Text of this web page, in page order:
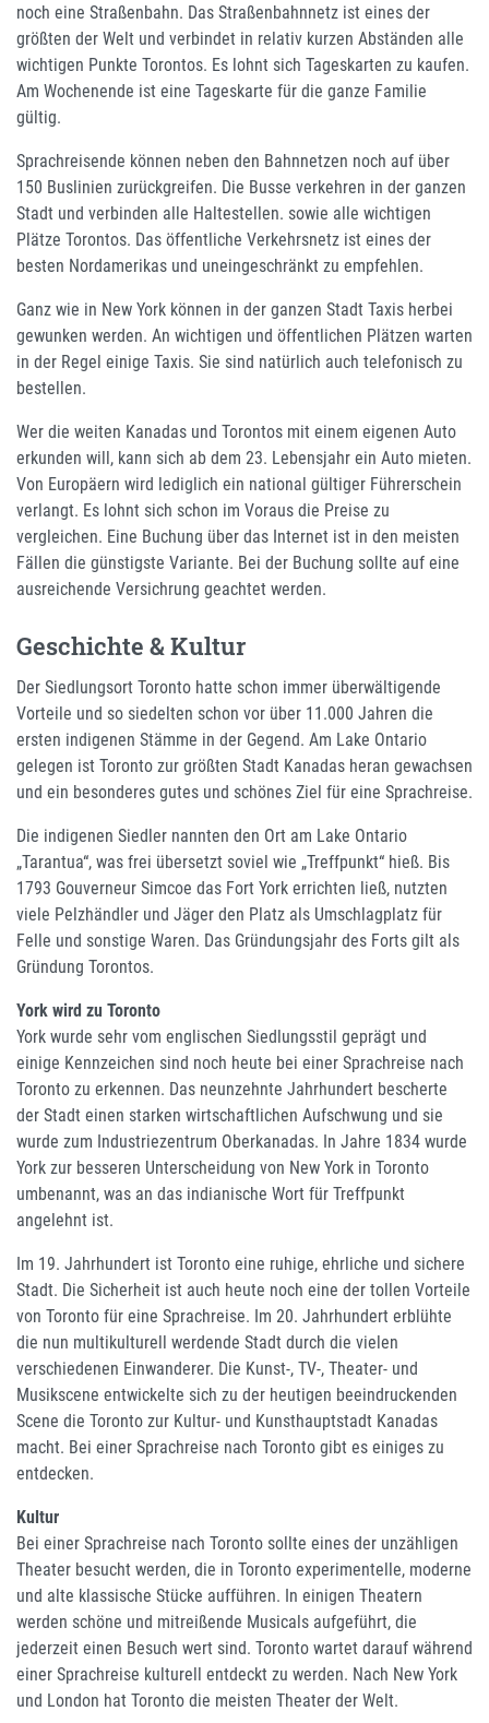
noch eine Straßenbahn. Das Straßenbahnnetz ist eines der
größten der Welt und verbindet in relativ kurzen Abständen alle
wichtigen Punkte Torontos. Es lohnt sich Tageskarten zu kaufen.
Am Wochenende ist eine Tageskarte für die ganze Familie
gültig.
Sprachreisende können neben den Bahnnetzen noch auf über
150 Buslinien zurückgreifen. Die Busse verkehren in der ganzen
Stadt und verbinden alle Haltestellen. sowie alle wichtigen
Plätze Torontos. Das öffentliche Verkehrsnetz ist eines der
besten Nordamerikas und uneingeschränkt zu empfehlen.
Ganz wie in New York können in der ganzen Stadt Taxis herbei
gewunken werden. An wichtigen und öffentlichen Plätzen warten
in der Regel einige Taxis. Sie sind natürlich auch telefonisch zu
bestellen.
Wer die weiten Kanadas und Torontos mit einem eigenen Auto
erkunden will, kann sich ab dem 23. Lebensjahr ein Auto mieten.
Von Europäern wird lediglich ein national gültiger Führerschein
verlangt. Es lohnt sich schon im Voraus die Preise zu
vergleichen. Eine Buchung über das Internet ist in den meisten
Fällen die günstigste Variante. Bei der Buchung sollte auf eine
ausreichende Versichrung geachtet werden.
Geschichte & Kultur
Der Siedlungsort Toronto hatte schon immer überwältigende
Vorteile und so siedelten schon vor über 11.000 Jahren die
ersten indigenen Stämme in der Gegend. Am Lake Ontario
gelegen ist Toronto zur größten Stadt Kanadas heran gewachsen
und ein besonderes gutes und schönes Ziel für eine Sprachreise.
Die indigenen Siedler nannten den Ort am Lake Ontario
„Tarantua“, was frei übersetzt soviel wie „Treffpunkt“ hieß. Bis
1793 Gouverneur Simcoe das Fort York errichten ließ, nutzten
viele Pelzhändler und Jäger den Platz als Umschlagplatz für
Felle und sonstige Waren. Das Gründungsjahr des Forts gilt als
Gründung Torontos.
York wird zu Toronto
York wurde sehr vom englischen Siedlungsstil geprägt und
einige Kennzeichen sind noch heute bei einer Sprachreise nach
Toronto zu erkennen. Das neunzehnte Jahrhundert bescherte
der Stadt einen starken wirtschaftlichen Aufschwung und sie
wurde zum Industriezentrum Oberkanadas. In Jahre 1834 wurde
York zur besseren Unterscheidung von New York in Toronto
umbenannt, was an das indianische Wort für Treffpunkt
angelehnt ist.
Im 19. Jahrhundert ist Toronto eine ruhige, ehrliche und sichere
Stadt. Die Sicherheit ist auch heute noch eine der tollen Vorteile
von Toronto für eine Sprachreise. Im 20. Jahrhundert erblühte
die nun multikulturell werdende Stadt durch die vielen
verschiedenen Einwanderer. Die Kunst-, TV-, Theater- und
Musikscene entwickelte sich zu der heutigen beeindruckenden
Scene die Toronto zur Kultur- und Kunsthauptstadt Kanadas
macht. Bei einer Sprachreise nach Toronto gibt es einiges zu
entdecken.
Kultur
Bei einer Sprachreise nach Toronto sollte eines der unzähligen
Theater besucht werden, die in Toronto experimentelle, moderne
und alte klassische Stücke aufführen. In einigen Theatern
werden schöne und mitreißende Musicals aufgeführt, die
jederzeit einen Besuch wert sind. Toronto wartet darauf während
einer Sprachreise kulturell entdeckt zu werden. Nach New York
und London hat Toronto die meisten Theater der Welt.